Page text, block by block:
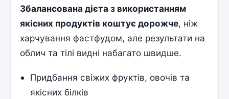
Збалансована дієта з використанням
якісних продуктів коштує дорожче, ніж
харчування фастфудом, але результати на
облич та тілі видні набагато швидше.
Придбання свіжих фруктів, овочів та
якісних білків